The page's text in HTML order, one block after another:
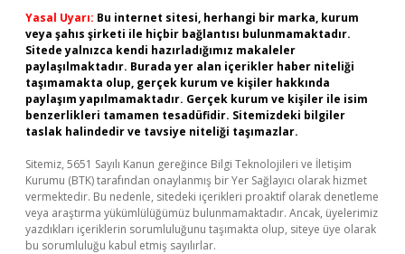
Yasal Uyarı: Bu internet sitesi, herhangi bir marka, kurum
veya şahıs şirketi ile hiçbir bağlantısı bulunmamaktadır.
Sitede yalnızca kendi hazırladığımız makaleler
paylaşılmaktadır. Burada yer alan içerikler haber niteliği
taşımamakta olup, gerçek kurum ve kişiler hakkında
paylaşım yapılmamaktadır. Gerçek kurum ve kişiler ile isim
benzerlikleri tamamen tesadüfidir. Sitemizdeki bilgiler
taslak halindedir ve tavsiye niteliği taşımazlar.
Sitemiz, 5651 Sayılı Kanun gereğince Bilgi Teknolojileri ve İletişim
Kurumu (BTK) tarafından onaylanmış bir Yer Sağlayıcı olarak hizmet
vermektedir. Bu nedenle, sitedeki içerikleri proaktif olarak denetleme
veya araştırma yükümlülüğümüz bulunmamaktadır. Ancak, üyelerimiz
yazdıkları içeriklerin sorumluluğunu taşımakta olup, siteye üye olarak
bu sorumluluğu kabul etmiş sayılırlar.